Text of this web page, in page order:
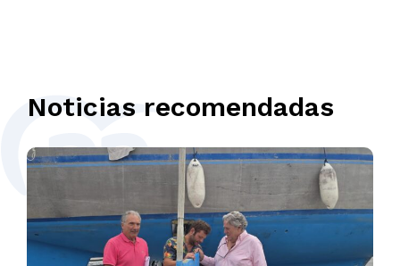
Noticias recomendadas